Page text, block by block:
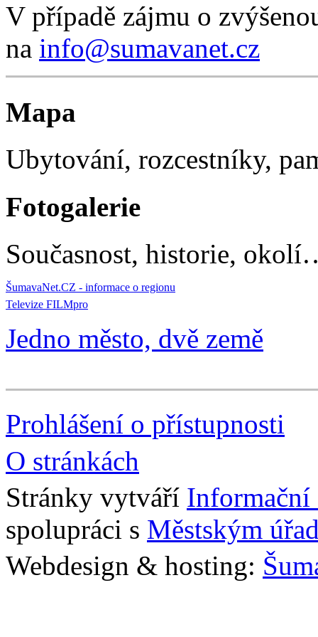
V případě zájmu o
na info@sumavanet.cz
Mapa
Ubytování, rozcestníky,
Fotogalerie
Současnost, historie,
ŠumavaNet.CZ - informace o regionu
Televize FILMpro
Jedno město, dvě země
Prohlášení o přístupnosti
O stránkách
Stránky vytváří Informační
spolupráci s Městským
Webdesign & hosting: